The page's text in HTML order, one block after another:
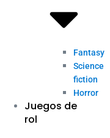
Fantasy
Science
fiction
Horror
Juegos de
rol